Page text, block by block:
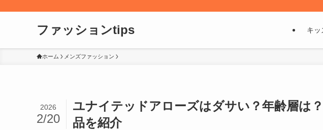
ファッションtips キッ
ホーム メンズファッション
ユナイテッドアローズはダサい？年齢層は
品を紹介
2026
2/20